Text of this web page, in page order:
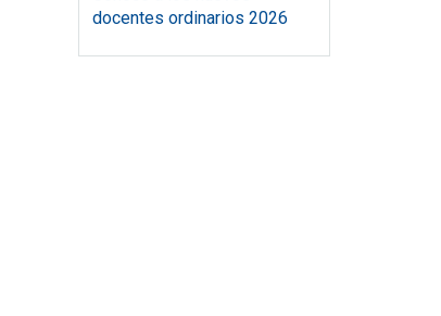
docentes ordinarios 2026